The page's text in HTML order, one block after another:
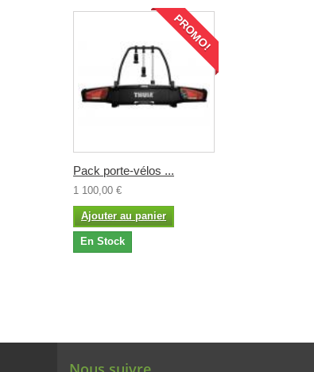
PROMO!
Pack porte-vélos ...
1 100,00 €
Ajouter au panier
En Stock